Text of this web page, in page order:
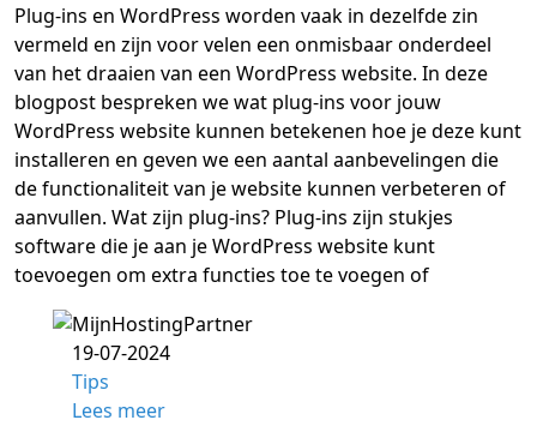
Plug-ins en WordPress worden vaak in dezelfde zin
vermeld en zijn voor velen een onmisbaar onderdeel
van het draaien van een WordPress website. In deze
blogpost bespreken we wat plug-ins voor jouw
WordPress website kunnen betekenen hoe je deze kunt
installeren en geven we een aantal aanbevelingen die
de functionaliteit van je website kunnen verbeteren of
aanvullen. Wat zijn plug-ins? Plug-ins zijn stukjes
software die je aan je WordPress website kunt
toevoegen om extra functies toe te voegen of
19-07-2024
Tips
Lees meer